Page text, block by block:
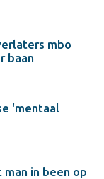
mbo
baan
'mentaal
man in been op